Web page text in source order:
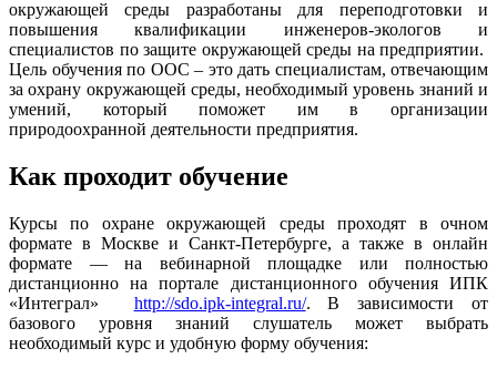
окружающей среды разработаны для переподготовки и
повышения квалификации инженеров-экологов и
специалистов по защите окружающей среды на предприятии.
Цель обучения по ООС – это дать специалистам, отвечающим
за охрану окружающей среды, необходимый уровень знаний и
умений, который поможет им в организации
природоохранной деятельности предприятия.
Как проходит обучение
Курсы по охране окружающей среды проходят в очном
формате в Москве и Санкт-Петербурге, а также в онлайн
формате — на вебинарной площадке или полностью
дистанционно на портале дистанционного обучения ИПК
«Интеграл» http://sdo.ipk-integral.ru/. В зависимости от
базового уровня знаний слушатель может выбрать
необходимый курс и удобную форму обучения: